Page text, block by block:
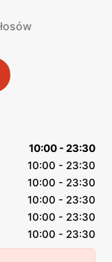
10:00 - 23:30
10:00 - 23:30
10:00 - 23:30
10:00 - 23:30
10:00 - 23:30
10:00 - 23:30